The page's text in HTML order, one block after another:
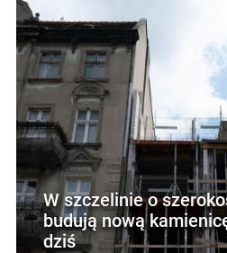
W szczelinie o
budują nową
dziś